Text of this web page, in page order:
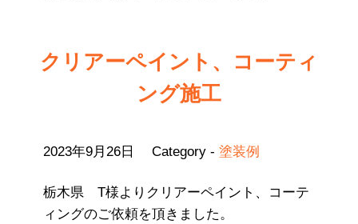
クリアーペイント、コーティ
ング施工
2023年9月26日 Category -塗装例
栃木県 T様よりクリアーペイント、コーテ
ィングのご依頼を頂きました。